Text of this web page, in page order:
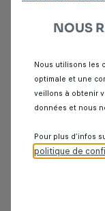
Jeep Compass
2.2 CRD 163
NOUS
Nous utilisons les
optimale et une
veillons à obtenir
données et nous
Pour plus d’infos
politique de